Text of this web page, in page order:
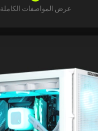
عرض المواصفات الكاملة